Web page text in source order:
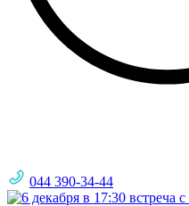
044 390-34-44